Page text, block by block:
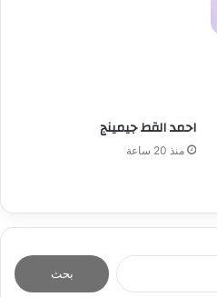
احمد القط جيمينج
منذ 20 ساعة